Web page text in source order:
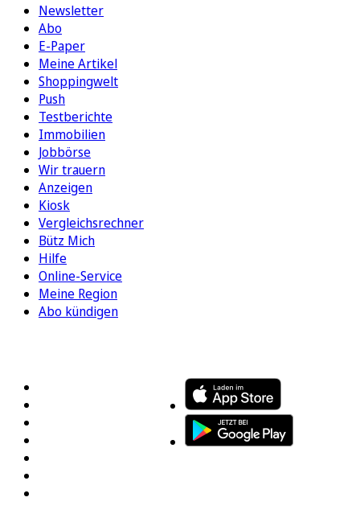
Newsletter
Abo
E-Paper
Meine Artikel
Shoppingwelt
Push
Testberichte
Immobilien
Jobbörse
Wir trauern
Anzeigen
Kiosk
Vergleichsrechner
Bütz Mich
Hilfe
Online-Service
Meine Region
Abo kündigen